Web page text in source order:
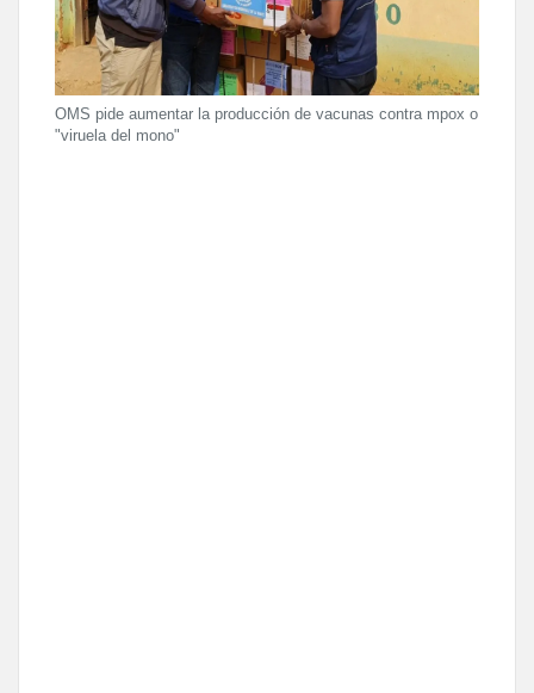
OMS pide aumentar la producción de vacunas contra mpox o
"viruela del mono"